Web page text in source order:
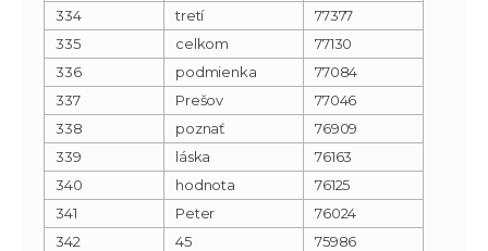
334
tretí
77377
335
celkom
77130
336
podmienka
77084
337
Prešov
77046
338
poznať
76909
339
láska
76163
340
hodnota
76125
341
Peter
76024
342
45
75986